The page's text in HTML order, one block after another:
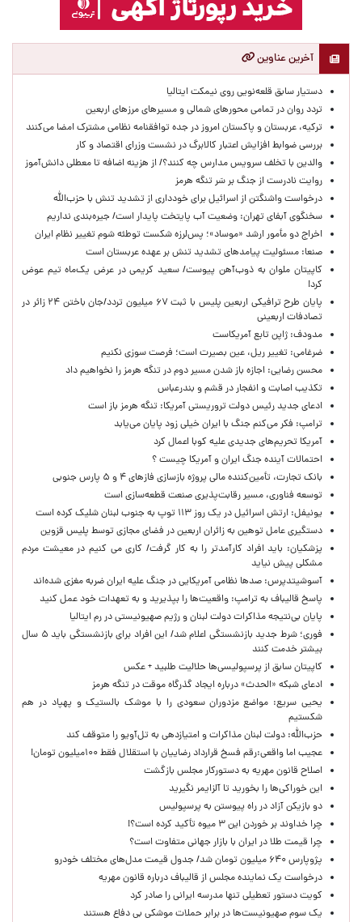
آخرین عناوین
دستیار سابق قلعه‌نویی روی نیمکت ایتالیا
تردد روان در تمامی محورهای شمالی و مسیرهای مرزهای اربعین
ترکیه، عربستان و پاکستان امروز در جده توافقنامه نظامی مشترک امضا می‌کنند
بررسی ضوابط افزایش اعتبار کالابرگ در نشست وزرای اقتصاد و کار
والدین با تخلف سرویس مدارس چه کنند؟/ از هزینه اضافه تا معطلی دانش‌آموز
روایت نادرست از جنگ بر سَر تنگه هرمز
درخواست واشنگتن از اسرائیل برای خودداری از تشدید تنش با حزب‌الله
سخنگوی آبفای تهران: وضعیت آب پایتخت پایدار است/ جیره‌بندی نداریم
اخراج دو مأمور ارشد «موساد»؛ پس‌لرزه شکست توطئه شوم تغییر نظام ایران
صنعا: مسئولیت پیامدهای تشدید تنش بر عهده عربستان است
کاپیتان ملوان به ذوب‌آهن پیوست/ سعید کریمی در عرض یک‌ماه تیم عوض
کرد!
پایان طرح ترافیکی اربعین پلیس با ثبت ۶۷ میلیون تردد/جان باختن ۲۴ زائر در
تصادفات اربعینی
مدودف: ژاپن تابع آمریکاست
ضرغامی: تغییر ریل، عین بصیرت است؛ فرصت سوزی نکنیم
محسن رضایی: اجازه باز شدن مسیر دوم در تنگه هرمز را نخواهیم داد
تکذیب اصابت و انفجار در قشم و بندرعباس
ادعای جدید رئیس دولت تروریستی آمریکا: تنگه هرمز باز است
ترامپ: فکر می‌کنم جنگ با ایران خیلی زود پایان می‌یابد
آمریکا تحریم‌های جدیدی علیه کوبا اعمال کرد
احتمالات آینده جنگ ایران و آمریکا چیست ؟
بانک تجارت، تأمین‌کننده مالی پروژه بازسازی فازهای ۴ و ۵ پارس جنوبی
توسعه فناوری، مسیر رقابت‌پذیری صنعت قطعه‌سازی است
یونیفل: ارتش اسرائیل در یک روز ۱۱۳ توپ به جنوب لبنان شلیک کرده است
دستگیری عامل توهین به زائران اربعین در فضای مجازی توسط پلیس قزوین
پزشکیان: باید افراد کارآمدتر را به کار گرفت/ کاری می کنیم در معیشت مردم
مشکلی پیش نیاید
آسوشیتدپرس: صدها نظامی آمریکایی در جنگ علیه ایران ضربه مغزی شده‌اند
پاسخ قالیباف به ترامپ: واقعیت‌ها را بپذیرید و به تعهدات خود عمل کنید
پایان بی‌نتیجه مذاکرات دولت لبنان و رژیم صهیونیستی در رم ایتالیا
فوری؛ شرط جدید بازنشستگی اعلام شد/ این افراد برای بازنشستگی باید ۵ سال
بیشتر خدمت کنند
کاپیتان سابق از پرسپولیسی‌ها حلالیت طلبید + عکس
ادعای شبکه «الحدث» درباره ایجاد گذرگاه موقت در تنگه هرمز
یحیی سریع: مواضع مزدوران سعودی را با موشک بالستیک و پهپاد در هم
شکستیم
حزب‌الله: دولت لبنان مذاکرات و امتیازدهی به تل‌آویو را متوقف کند
عجیب اما واقعی:رقم فسخ قرارداد رضاییان با استقلال فقط ۱۰۰میلیون تومان!
اصلاح قانون مهریه به دستورکار مجلس بازگشت
این خوراکی‌ها را بخورید تا آلزایمر نگیرید
دو بازیکن آزاد در راه پیوستن به پرسپولیس
چرا خداوند بر خوردن این ۳ میوه تأکید کرده است؟!
چرا قیمت طلا در ایران با بازار جهانی متفاوت است؟
پژوپارس ۶۴۰ میلیون تومان شد/ جدول قیمت مدل‌های مختلف خودرو
درخواست یک نماینده مجلس از قالیباف درباره قانون مهریه
کویت دستور تعطیلی تنها مدرسه ایرانی را صادر کرد
یک‌ سوم صهیونیست‌ها در برابر حملات موشکی بی دفاع هستند